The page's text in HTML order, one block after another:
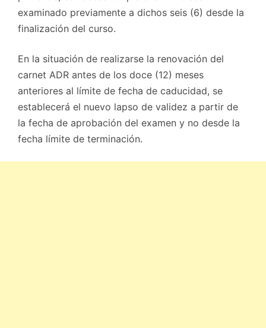
examinado previamente a dichos seis (6) desde la
finalización del curso.
En la situación de realizarse la renovación del
carnet ADR antes de los doce (12) meses
anteriores al límite de fecha de caducidad, se
establecerá el nuevo lapso de validez a partir de
la fecha de aprobación del examen y no desde la
fecha límite de terminación.